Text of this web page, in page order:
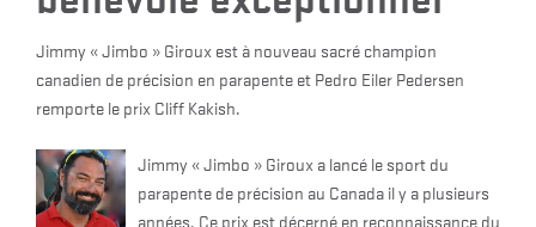
Jimmy « Jimbo » Giroux est à nouveau sacré champion
canadien de précision en parapente et Pedro Eiler Pedersen
remporte le prix Cliff Kakish.
Jimmy « Jimbo » Giroux a lancé le sport du
parapente de précision au Canada il y a plusieurs
années. Ce prix est décerné en reconnaissance du